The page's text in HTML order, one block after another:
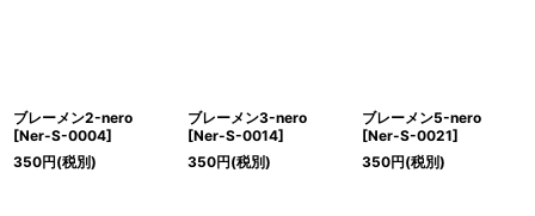
ブレーメン2-nero
[Ner-S-0004]
350円(税別)
ブレーメン3-nero
[Ner-S-0014]
350円(税別)
ブレーメン5-nero
[Ner-S-0021]
350円(税別)